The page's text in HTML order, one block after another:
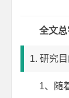
全文
1. 研究
1、随